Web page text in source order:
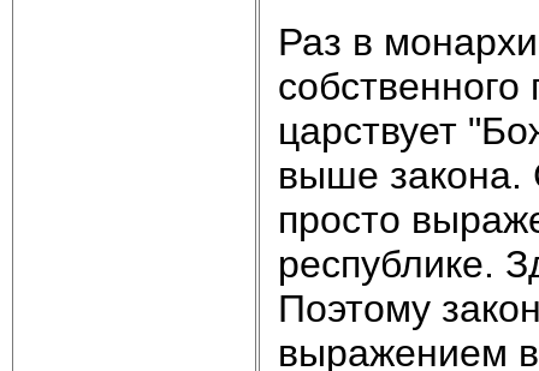
Раз в
собственно­го
царствует
выше закона.
просто
республике.
Поэтому
выражением